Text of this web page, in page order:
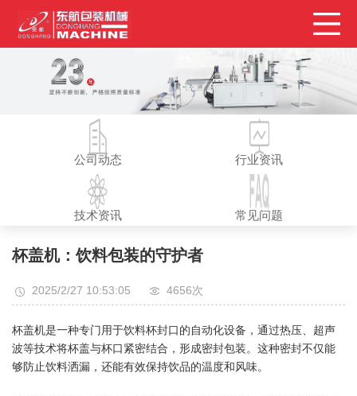
公司动态 行业资讯
技术资讯 常见问题
杯盖机：饮料包装的守护者
2025/2/27 10:53:05 4656次
杯盖机是一种专门用于饮料杯封口的自动化设备，通过热压、超声
波等技术将杯盖与杯口紧密结合，形成密封包装。这种密封不仅能
够防止饮料洒漏，还能有效保持饮品的温度和风味。